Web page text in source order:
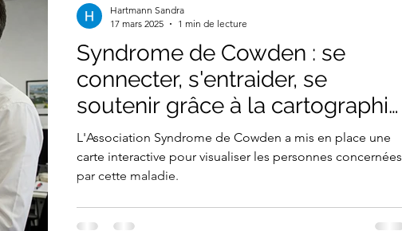
Syndrome de Cowden : se
connecter, s'entraider, se
soutenir grâce à la cartographie
collaborative
L'Association Syndrome de Cowden a mis en place une
carte interactive pour visualiser les personnes concernées
par cette maladie.
Hartmann Sandra
17 mars 2025
1 min de lecture